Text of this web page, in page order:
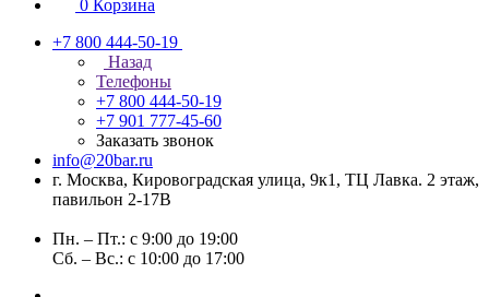
0 Корзина
+7 800 444-50-19
Назад
Телефоны
+7 800 444-50-19
+7 901 777-45-60
Заказать звонок
info@20bar.ru
г. Москва, Кировоградская улица, 9к1, ТЦ Лавка. 2 этаж,
павильон 2-17В
Пн. – Пт.: с 9:00 до 19:00
Сб. – Вс.: с 10:00 до 17:00